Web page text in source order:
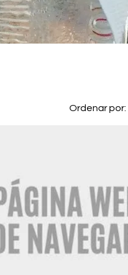
Ordenar por: